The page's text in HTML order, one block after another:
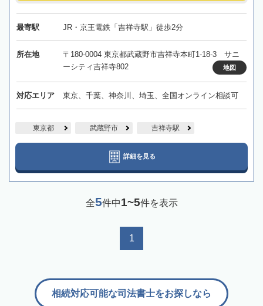
最寄駅 JR・京王電鉄「吉祥寺駅」徒歩2分
所在地
〒180-0004 東京都武蔵野市吉祥寺本町1-18-3 サニ
ーシティ吉祥寺802
地図
対応エリア 東京、千葉、神奈川、埼玉、全国オンライン相談可
東京都 武蔵野市 吉祥寺駅
詳細を見る
全5件中1~5件を表示
1
相続対応可能な司法書士をお探しなら